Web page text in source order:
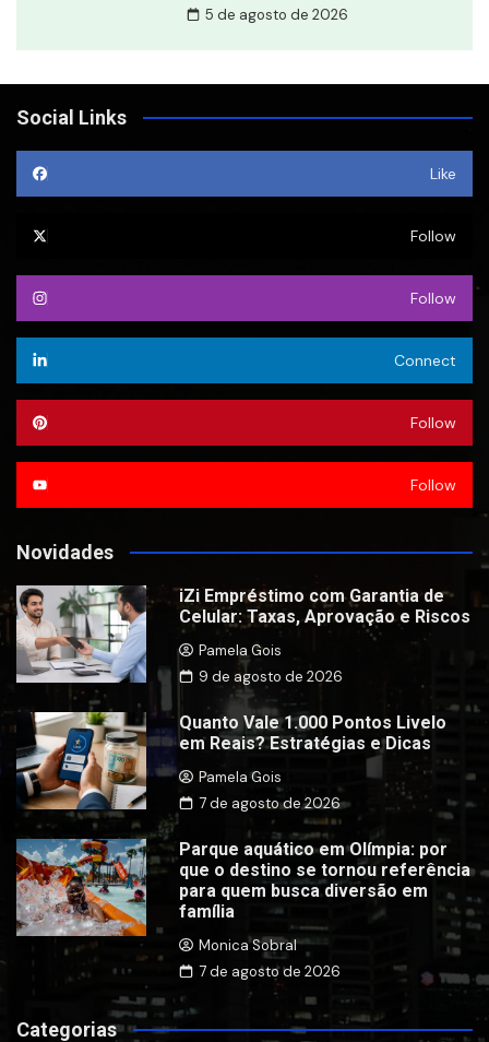
5 de agosto de 2026
Social Links
Like
Follow
Follow
Connect
Follow
Follow
Novidades
iZi Empréstimo com Garantia de
Celular: Taxas, Aprovação e Riscos
Pamela Gois
9 de agosto de 2026
Quanto Vale 1.000 Pontos Livelo
em Reais? Estratégias e Dicas
Pamela Gois
7 de agosto de 2026
Parque aquático em Olímpia: por
que o destino se tornou referência
para quem busca diversão em
família
Monica Sobral
7 de agosto de 2026
Categorias